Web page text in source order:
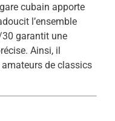
cubain apporte
l’ensemble
30 garantit une
Ainsi, il
de classics